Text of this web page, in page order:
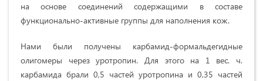
на основе соединений содержащими в составе
функционально-активные группы для наполнения кож.
Нами были получены карбамид-формальдегидные
олигомеры через уротропин. Для этого на 1 вес. ч.
карбамида брали 0,5 частей уротропина и 0,35 частей